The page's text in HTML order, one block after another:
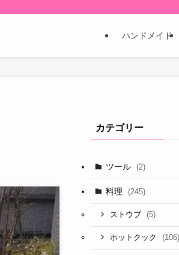
ハンドメイド
カテゴリー
ツール (2)
料理 (245)
ストウブ (5)
ホットクック (106)